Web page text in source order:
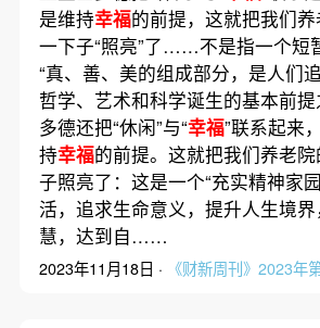
是维持幸福的前提，这就把我们
一下子“照亮”了……不是指一个短
“真、善、美的组成部分，是人们
哲学、艺术和科学诞生的基本前提
多德还把“休闲”与“幸福”联系起来
持幸福的前提。这就把我们养老
子照亮了：这是一个“充实精神家
活，追求生命意义，提升人生境
慧，达到自……
2023年11月18日 · 《财新周刊》2023年